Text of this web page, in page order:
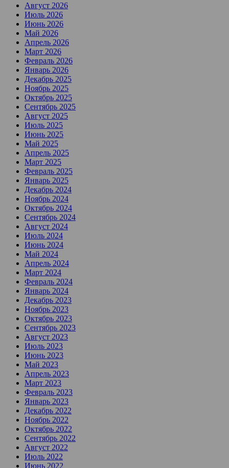
Август 2026
Июль 2026
Июнь 2026
Май 2026
Апрель 2026
Март 2026
Февраль 2026
Январь 2026
Декабрь 2025
Ноябрь 2025
Октябрь 2025
Сентябрь 2025
Август 2025
Июль 2025
Июнь 2025
Май 2025
Апрель 2025
Март 2025
Февраль 2025
Январь 2025
Декабрь 2024
Ноябрь 2024
Октябрь 2024
Сентябрь 2024
Август 2024
Июль 2024
Июнь 2024
Май 2024
Апрель 2024
Март 2024
Февраль 2024
Январь 2024
Декабрь 2023
Ноябрь 2023
Октябрь 2023
Сентябрь 2023
Август 2023
Июль 2023
Июнь 2023
Май 2023
Апрель 2023
Март 2023
Февраль 2023
Январь 2023
Декабрь 2022
Ноябрь 2022
Октябрь 2022
Сентябрь 2022
Август 2022
Июль 2022
Июнь 2022